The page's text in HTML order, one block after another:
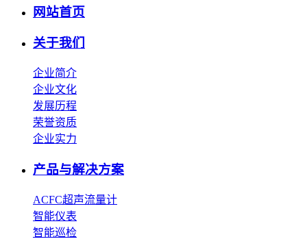
网站首页
关于我们
企业简介
企业文化
发展历程
荣誉资质
企业实力
产品与解决方案
ACFC超声流量计
智能仪表
智能巡检